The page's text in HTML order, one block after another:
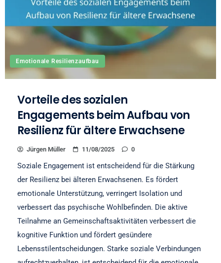
Emotionale Resilienzaufbau
Vorteile des sozialen
Engagements beim Aufbau von
Resilienz für ältere Erwachsene
Jürgen Müller 11/08/2025 0
Soziale Engagement ist entscheidend für die Stärkung
der Resilienz bei älteren Erwachsenen. Es fördert
emotionale Unterstützung, verringert Isolation und
verbessert das psychische Wohlbefinden. Die aktive
Teilnahme an Gemeinschaftsaktivitäten verbessert die
kognitive Funktion und fördert gesündere
Lebensstilentscheidungen. Starke soziale Verbindungen